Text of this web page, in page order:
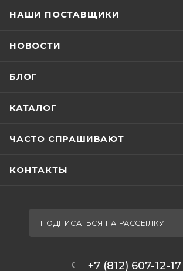
НАШИ ПОСТАВЩИКИ
НОВОСТИ
БЛОГ
КАТАЛОГ
ЧАСТО СПРАШИВАЮТ
КОНТАКТЫ
ПОДПИСАТЬСЯ НА РАССЫЛКУ
+7 (812) 607-12-17